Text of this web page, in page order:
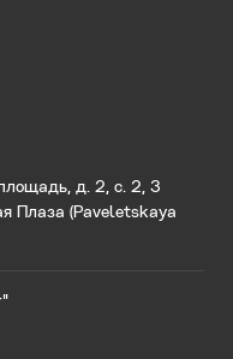
д. 2, с. 2, 3
Плаза (Paveletskaya